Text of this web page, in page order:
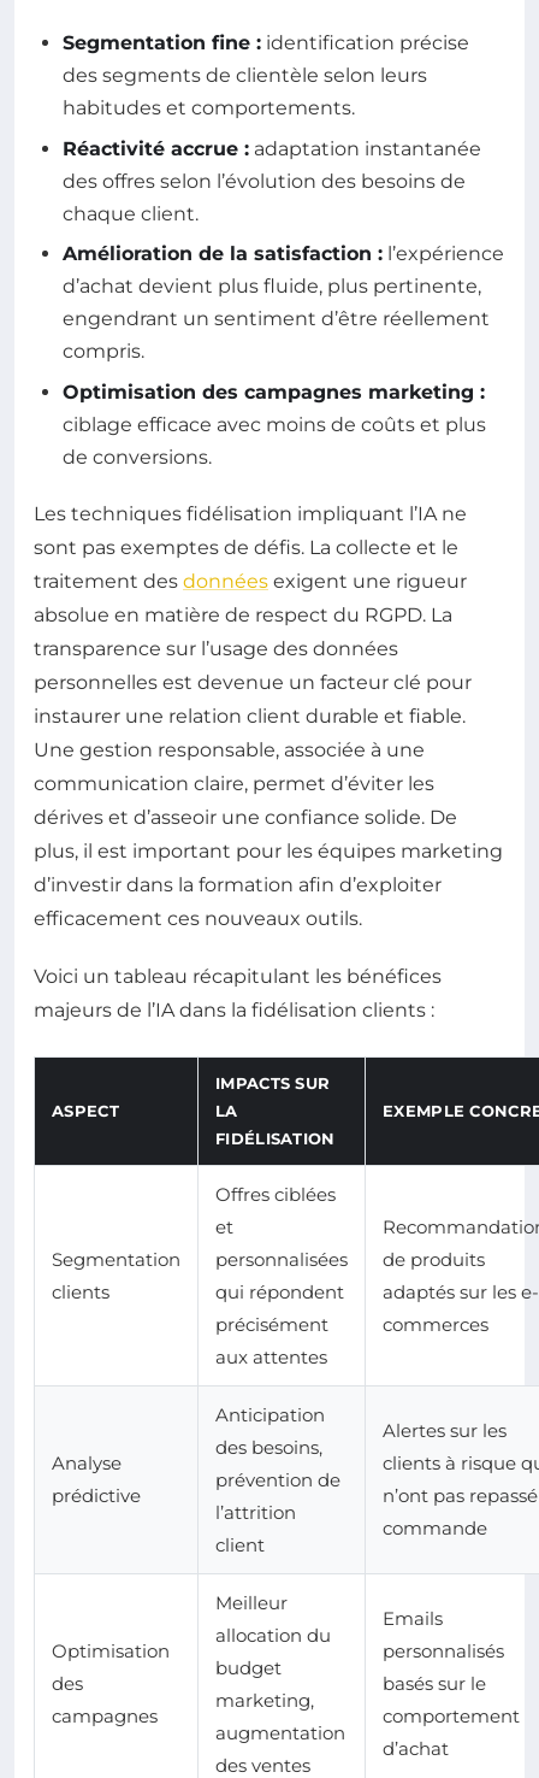
Segmentation fine : identification précise
des segments de clientèle selon leurs
habitudes et comportements.
Réactivité accrue : adaptation instantanée
des offres selon l’évolution des besoins de
chaque client.
Amélioration de la satisfaction : l’expérience
d’achat devient plus fluide, plus pertinente,
engendrant un sentiment d’être réellement
compris.
Optimisation des campagnes marketing :
ciblage efficace avec moins de coûts et plus
de conversions.
Les techniques fidélisation impliquant l’IA ne
sont pas exemptes de défis. La collecte et le
traitement des données exigent une rigueur
absolue en matière de respect du RGPD. La
transparence sur l’usage des données
personnelles est devenue un facteur clé pour
instaurer une relation client durable et fiable.
Une gestion responsable, associée à une
communication claire, permet d’éviter les
dérives et d’asseoir une confiance solide. De
plus, il est important pour les équipes marketing
d’investir dans la formation afin d’exploiter
efficacement ces nouveaux outils.
Voici un tableau récapitulant les bénéfices
majeurs de l’IA dans la fidélisation clients :
ASPECT
IMPACTS SUR
LA
FIDÉLISATION
EXEMPLE
Segmentation
clients
Offres ciblées
et
personnalisées
qui répondent
précisément
aux attentes
de produits
adaptés sur les e-
commerces
Analyse
prédictive
Anticipation
des besoins,
prévention de
l’attrition
client
Alertes sur les
clients à risque
n’ont pas repassé
commande
Optimisation
des
campagnes
Meilleur
allocation du
budget
marketing,
augmentation
des ventes
Emails
personnalisés
basés sur le
comportement
d’achat